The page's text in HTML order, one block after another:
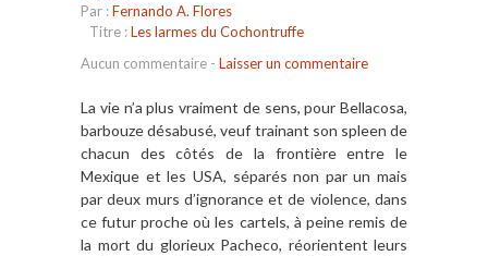
Par :Fernando A. Flores
Titre :Les larmes du Cochontruffe
Aucun commentaire - Laisser un commentaire
La vie n’a plus vraiment de sens, pour Bellacosa,
barbouze désabusé, veuf trainant son spleen de
chacun des côtés de la frontière entre le
Mexique et les USA, séparés non par un mais
par deux murs d’ignorance et de violence, dans
ce futur proche où les cartels, à peine remis de
la mort du glorieux Pacheco, réorientent leurs